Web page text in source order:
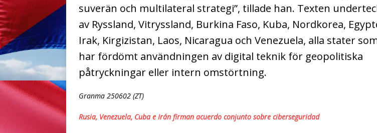
suverän och multilateral strategi”, tillade han. Texten
av Ryssland, Vitryssland, Burkina Faso, Kuba, Nordkorea,
Irak, Kirgizistan, Laos, Nicaragua och Venezuela, alla stater
har fördömt användningen av digital teknik för geopolitiska
påtryckningar eller intern omstörtning.
Granma 250602 (ZT)
Rusia, Venezuela, Cuba e Irán firman acuerdo conjunto sobre ciberseguridad